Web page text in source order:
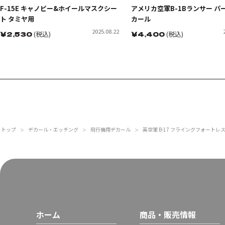
F-15E キャノピー&ホイールマスクシー
ト タミヤ用
￥2,530(税込) 2025.08.22
アメリカ空軍B-1Bランサー パ
カール
￥4,400(税込)
トップ ＞ デカール・エッチング ＞ 飛行機用デカール ＞ 英空軍 B-17 フライングフォートレ
ホーム 商品・販売情報